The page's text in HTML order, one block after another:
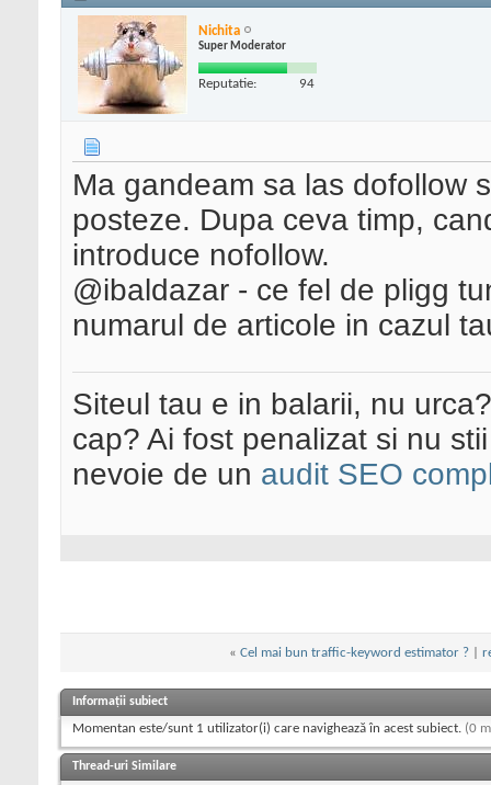
Nichita
Super Moderator
Reputatie: 94
Ma gandeam sa las dofollow
posteze. Dupa ceva timp,
introduce nofollow.
@ibaldazar - ce fel de pligg
numarul de articole in cazul
Siteul tau e in balarii, nu
cap? Ai fost penalizat si nu
nevoie de un audit SEO
« Cel mai bun traffic-keyword estimator ?
Informații subiect
Momentan este/sunt 1 utilizator(i) care navighează în acest subiect. (0
Thread-uri Similare